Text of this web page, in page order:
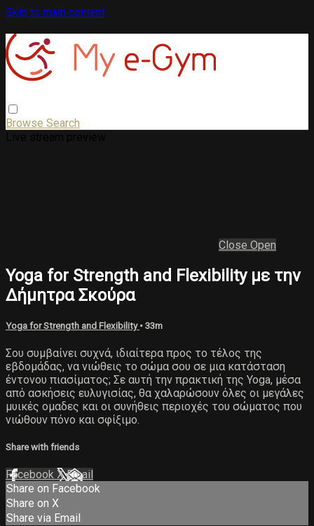
Skip to main content
Browse Search
Close Open
Yoga for Strength and Flexibility με την
Δήμητρα Σκούρα
Yoga for Strength and Flexibility • 33m
Σου συμβαίνει συχνά, ιδιαίτερα προς το τέλος της
εβδομάδας, να νιώθεις το σώμα σου σε μια κατάσταση
έντονου πιασίματος; Σε αυτή την πρακτική της Yoga, μέσα
από ασκήσεις ευλυγισίας, θα χαλαρώσουν όλες οι μεγάλες
μυικές ομαδες και οι συνήθεις περιοχές του σώματος που
νιώθουν πόνο και σφίξιμο.
Share with friends
Facebook XEmail
Share on Facebook
Share on X
Share via Email